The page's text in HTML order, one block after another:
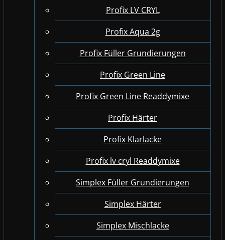
Profix LV CRYL
Profix Aqua 2g
Profix Füller Grundierungen
Profix Green Line
Profix Green Line Readdymixe
Profix Härter
Profix Klarlacke
Profix lv cryl Readdymixe
Simplex Füller Grundierungen
Simplex Härter
Simplex Mischlacke